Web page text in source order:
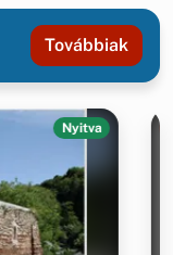
Továbbiak
Nyitva